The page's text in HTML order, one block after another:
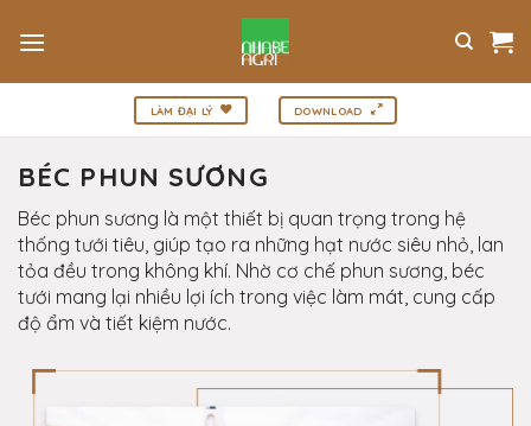
qua
nội
dung
LÀM ĐẠI LÝ DOWNLOAD
BÉC PHUN SƯƠNG
Béc phun sương là một thiết bị quan trọng trong hệ
thống tưới tiêu, giúp tạo ra những hạt nước siêu nhỏ, lan
tỏa đều trong không khí. Nhờ cơ chế phun sương, béc
tưới mang lại nhiều lợi ích trong việc làm mát, cung cấp
độ ẩm và tiết kiệm nước.